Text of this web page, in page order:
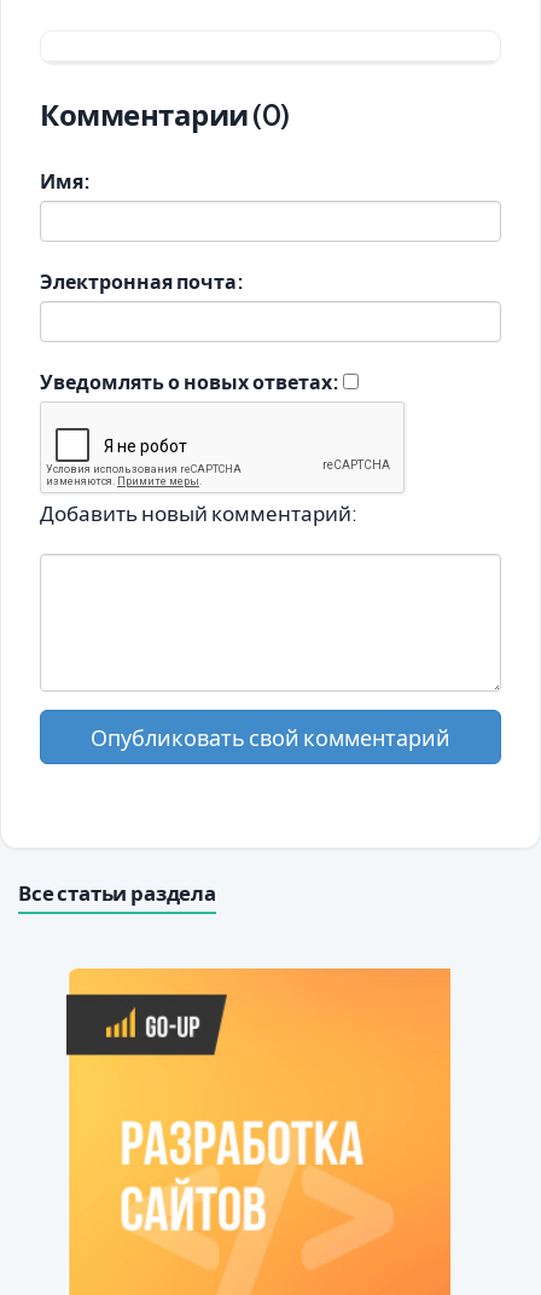
Комментарии (0)
Имя:
Электронная почта:
Уведомлять о новых ответах:
Добавить новый комментарий:
Опубликовать свой комментарий
Все статьи раздела